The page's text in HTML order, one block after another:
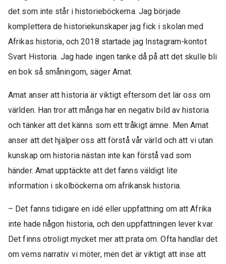
det som inte står i historieböckerna. Jag började
komplettera de historiekunskaper jag fick i skolan med
Afrikas historia, och 2018 startade jag Instagram-kontot
Svart Historia. Jag hade ingen tanke då på att det skulle bli
en bok så småningom, säger Amat.
Amat anser att historia är viktigt eftersom det lär oss om
världen. Han tror att många har en negativ bild av historia
och tänker att det känns som ett tråkigt ämne. Men Amat
anser att det hjälper oss att förstå vår värld och att vi utan
kunskap om historia nästan inte kan förstå vad som
händer. Amat upptäckte att det fanns väldigt lite
information i skolböckerna om afrikansk historia.
– Det fanns tidigare en idé eller uppfattning om att Afrika
inte hade någon historia, och den uppfattningen lever kvar.
Det finns otroligt mycket mer att prata om. Ofta handlar det
om vems narrativ vi möter, men det är viktigt att inse att